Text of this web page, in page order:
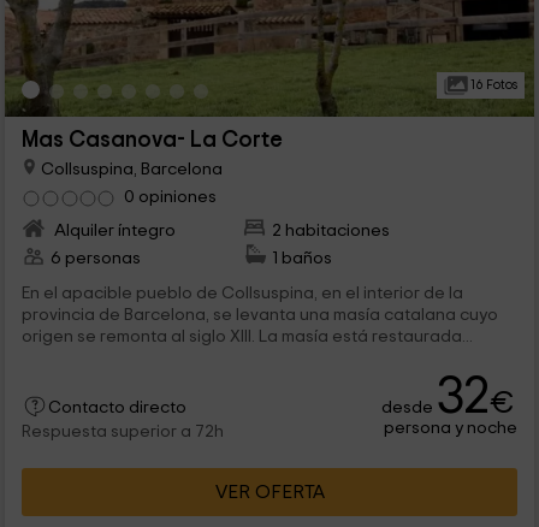
16 Fotos
Mas Casanova- La Corte
Collsuspina, Barcelona
0 opiniones
Alquiler íntegro
2 habitaciones
6 personas
1 baños
En el apacible pueblo de Collsuspina, en el interior de la
provincia de Barcelona, se levanta una masía catalana cuyo
origen se remonta al siglo XIII. La masía está restaurada...
Contacto directo
Respuesta superior a 72h
desde 32€
persona y noche
VER OFERTA